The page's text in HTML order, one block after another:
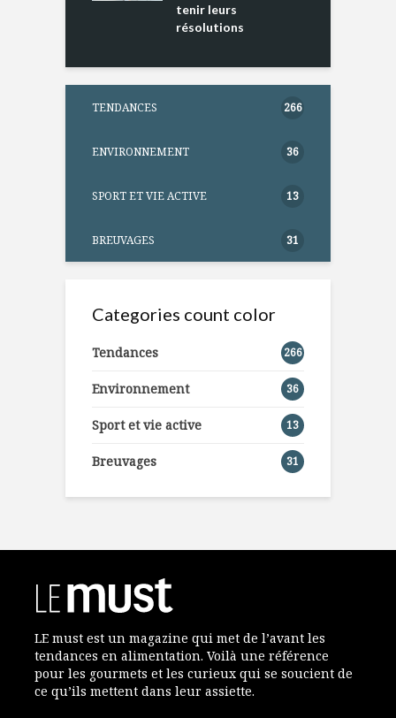
tenir leurs
résolutions
TENDANCES 266
ENVIRONNEMENT 36
SPORT ET VIE ACTIVE 13
BREUVAGES 31
Categories count color
Tendances 266
Environnement 36
Sport et vie active 13
Breuvages 31
LE must est un magazine qui met de l’avant les
tendances en alimentation. Voilà une référence
pour les gourmets et les curieux qui se soucient de
ce qu’ils mettent dans leur assiette.